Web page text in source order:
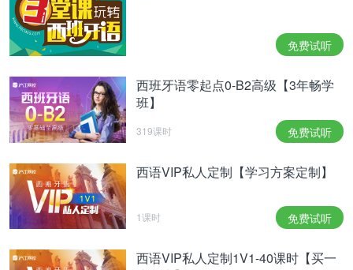
免费试听
西班牙语零起点0-B2高级【3年畅学
班】
319课时 免费试听
西语VIP私人定制【学习方案定制】
1课时 免费试听
西语VIP私人定制1V1-40课时【买一